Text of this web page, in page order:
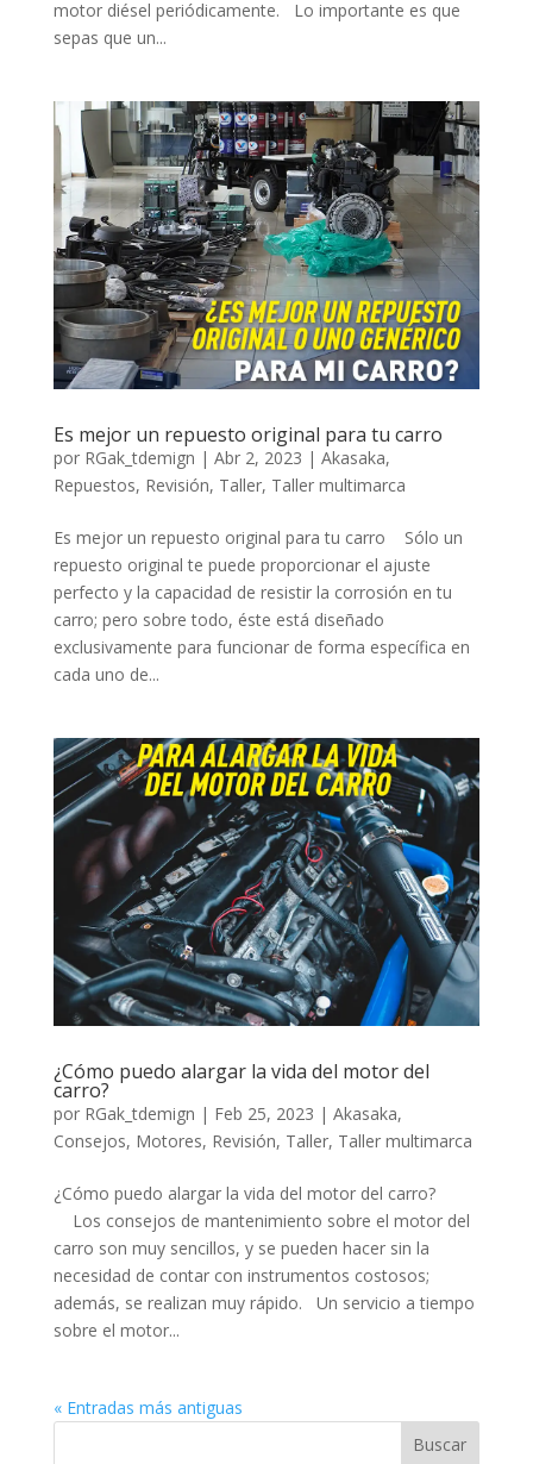
motor diésel periódicamente. Lo importante es que
sepas que un...
Es mejor un repuesto original para tu carro
por RGak_tdemign | Abr 2, 2023 | Akasaka,
Repuestos, Revisión, Taller, Taller multimarca
Es mejor un repuesto original para tu carro Sólo un
repuesto original te puede proporcionar el ajuste
perfecto y la capacidad de resistir la corrosión en tu
carro; pero sobre todo, éste está diseñado
exclusivamente para funcionar de forma específica en
cada uno de...
¿Cómo puedo alargar la vida del motor del
carro?
por RGak_tdemign | Feb 25, 2023 | Akasaka,
Consejos, Motores, Revisión, Taller, Taller multimarca
¿Cómo puedo alargar la vida del motor del carro?
Los consejos de mantenimiento sobre el motor del
carro son muy sencillos, y se pueden hacer sin la
necesidad de contar con instrumentos costosos;
además, se realizan muy rápido. Un servicio a tiempo
sobre el motor...
« Entradas más antiguas